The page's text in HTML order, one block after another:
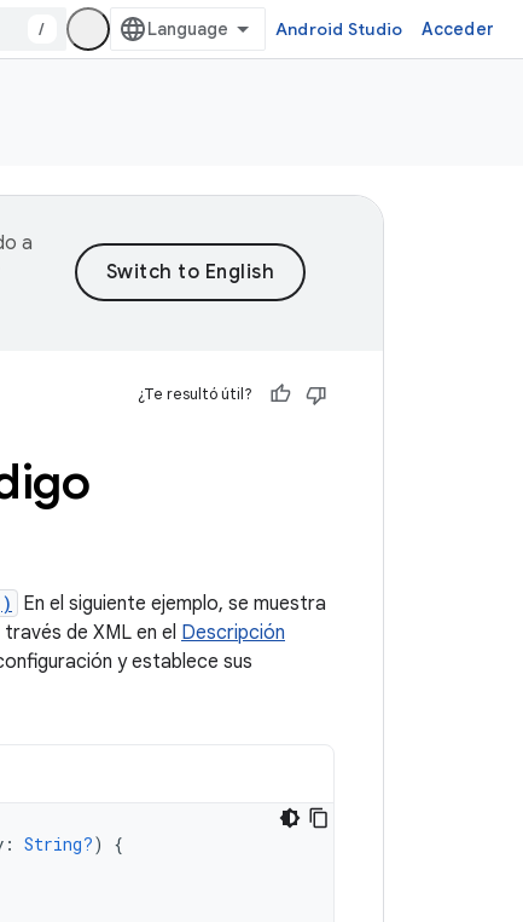
/ Android Studio Acceder
a
¿Te resultó útil?
En el siguiente ejemplo, se muestra
de XML en el Descripción
y establece sus
: String?)
{